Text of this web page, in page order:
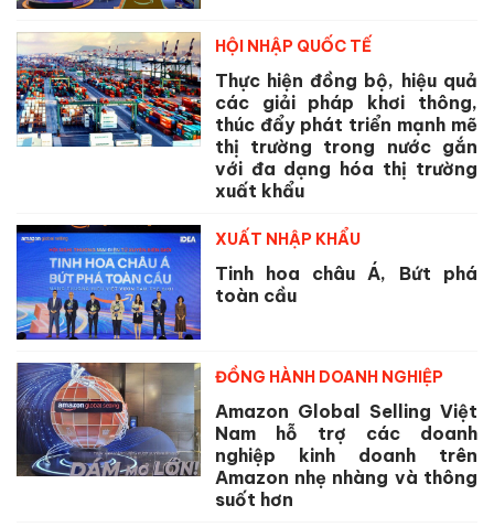
HỘI NHẬP QUỐC TẾ
Thực hiện đồng bộ, hiệu quả
các giải pháp khơi thông,
thúc đẩy phát triển mạnh mẽ
thị trường trong nước gắn
với đa dạng hóa thị trường
xuất khẩu
XUẤT NHẬP KHẨU
Tinh hoa châu Á, Bứt phá
toàn cầu
ĐỒNG HÀNH DOANH NGHIỆP
Amazon Global Selling Việt
Nam hỗ trợ các doanh
nghiệp kinh doanh trên
Amazon nhẹ nhàng và thông
suốt hơn